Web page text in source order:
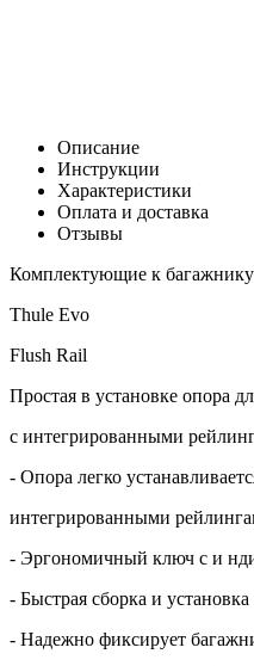
Описание
Инструкции
Характеристики
Оплата и доставка
Отзывы
Комплектующие к
Thule Evo
Flush Rail
Простая в установке опора
с интегрированными
- Опора легко
интегрированными
- Эргономичный ключ с и
- Быстрая сборка и
- Надежно фиксирует